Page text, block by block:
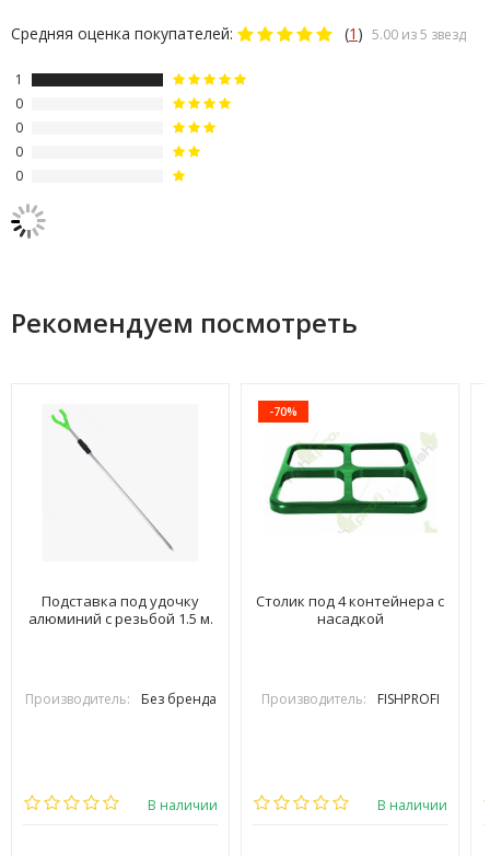
Средняя оценка покупателей: (1 ) 5.00 из 5 звезд
1
0
0
0
0
Рекомендуем посмотреть
Подставка под удочку
алюминий с резьбой 1.5 м.
Производитель: Без бренда
В наличии
-70%
Столик под 4 контейнера с
насадкой
Производитель: FISHPROFI
В наличии